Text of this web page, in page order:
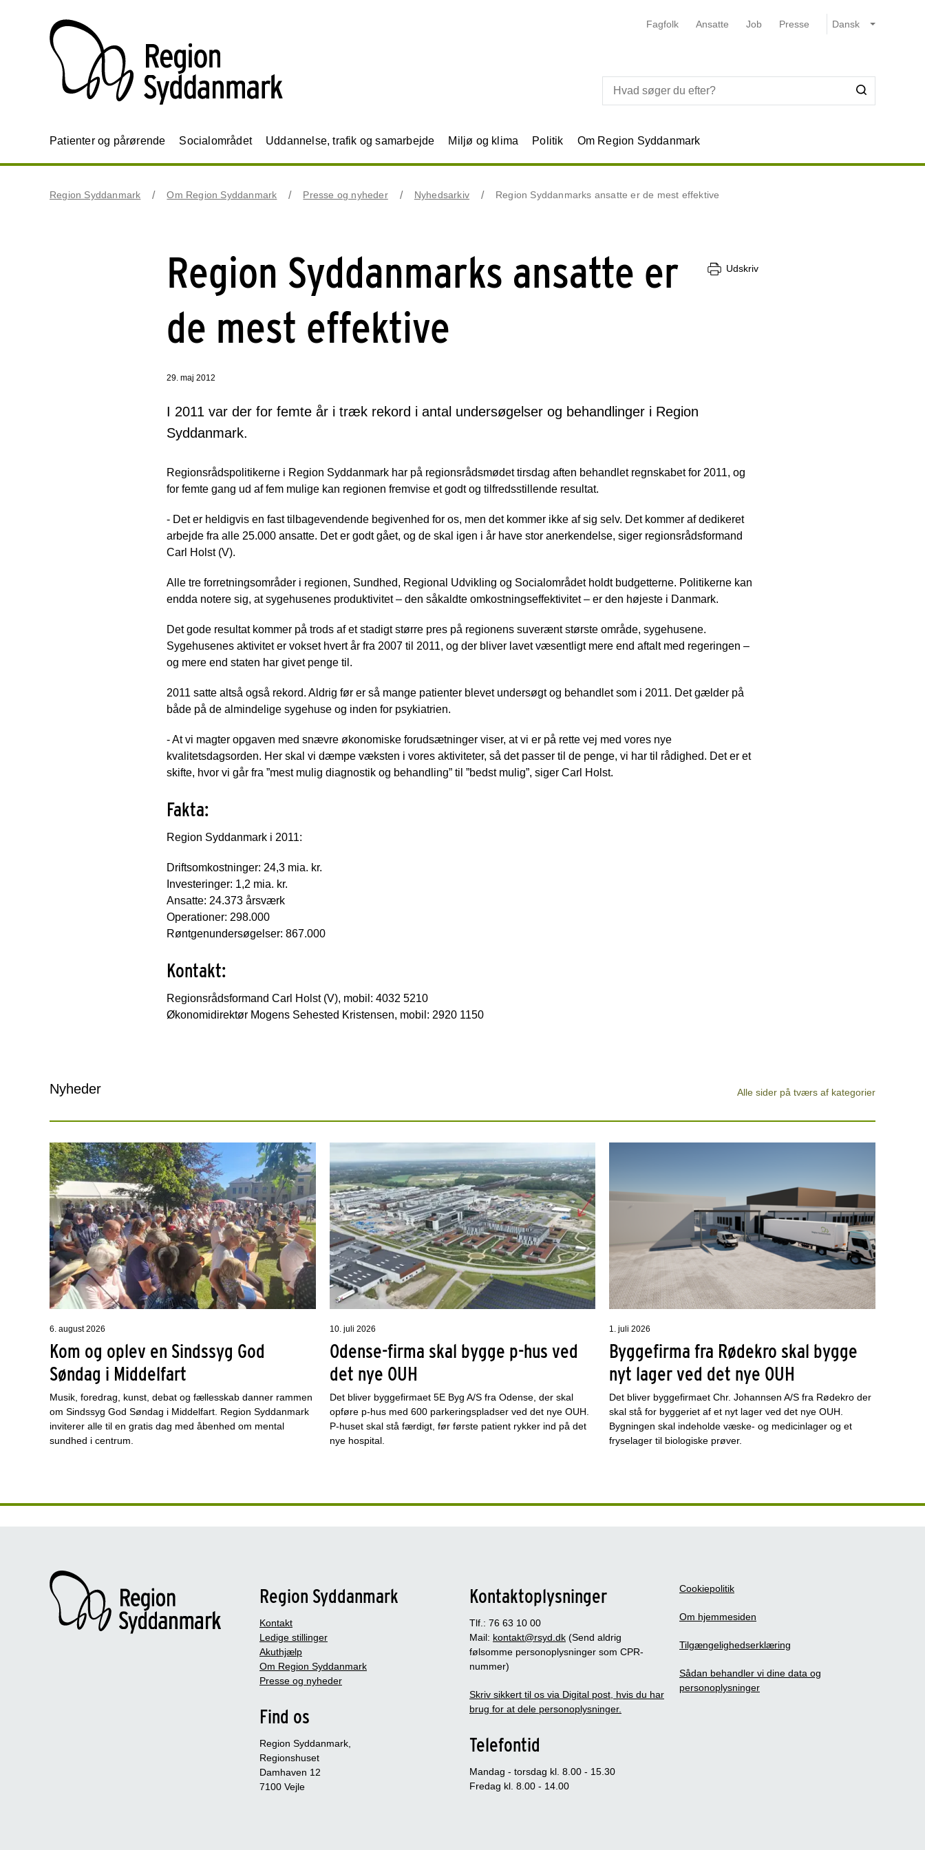
Fagfolk Ansatte Job Presse
Patienter og pårørende Socialområdet Uddannelse, trafik og samarbejde Miljø og klima Politik Om Region Syddanmark
Region Syddanmark Om Region Syddanmark Presse og nyheder Nyhedsarkiv Region Syddanmarks ansatte er de mest effektive
Region Syddanmarks ansatte er
de mest effektive
Udskriv
29. maj 2012
I 2011 var der for femte år i træk rekord i antal undersøgelser og behandlinger i Region
Syddanmark.
Regionsrådspolitikerne i Region Syddanmark har på regionsrådsmødet tirsdag aften behandlet regnskabet for 2011, og
for femte gang ud af fem mulige kan regionen fremvise et godt og tilfredsstillende resultat.
- Det er heldigvis en fast tilbagevendende begivenhed for os, men det kommer ikke af sig selv. Det kommer af dedikeret
arbejde fra alle 25.000 ansatte. Det er godt gået, og de skal igen i år have stor anerkendelse, siger regionsrådsformand
Carl Holst (V).
Alle tre forretningsområder i regionen, Sundhed, Regional Udvikling og Socialområdet holdt budgetterne. Politikerne kan
endda notere sig, at sygehusenes produktivitet – den såkaldte omkostningseffektivitet – er den højeste i Danmark.
Det gode resultat kommer på trods af et stadigt større pres på regionens suverænt største område, sygehusene.
Sygehusenes aktivitet er vokset hvert år fra 2007 til 2011, og der bliver lavet væsentligt mere end aftalt med regeringen –
og mere end staten har givet penge til.
2011 satte altså også rekord. Aldrig før er så mange patienter blevet undersøgt og behandlet som i 2011. Det gælder på
både på de almindelige sygehuse og inden for psykiatrien.
- At vi magter opgaven med snævre økonomiske forudsætninger viser, at vi er på rette vej med vores nye
kvalitetsdagsorden. Her skal vi dæmpe væksten i vores aktiviteter, så det passer til de penge, vi har til rådighed. Det er et
skifte, hvor vi går fra ”mest mulig diagnostik og behandling” til ”bedst mulig”, siger Carl Holst.
Fakta:
Region Syddanmark i 2011:
Driftsomkostninger: 24,3 mia. kr.
Investeringer: 1,2 mia. kr.
Ansatte: 24.373 årsværk
Operationer: 298.000
Røntgenundersøgelser: 867.000
Kontakt:
Regionsrådsformand Carl Holst (V), mobil: 4032 5210
Økonomidirektør Mogens Sehested Kristensen, mobil: 2920 1150
Nyheder Alle sider på tværs af kategorier
6. august 2026
Kom og oplev en Sindssyg God
Søndag i Middelfart
Musik, foredrag, kunst, debat og fællesskab danner rammen
om Sindssyg God Søndag i Middelfart. Region Syddanmark
inviterer alle til en gratis dag med åbenhed om mental
sundhed i centrum.
10. juli 2026
Odense-firma skal bygge p-hus ved
det nye OUH
Det bliver byggefirmaet 5E Byg A/S fra Odense, der skal
opføre p-hus med 600 parkeringspladser ved det nye OUH.
P-huset skal stå færdigt, før første patient rykker ind på det
nye hospital.
1. juli 2026
Byggefirma fra Rødekro skal bygge
nyt lager ved det nye OUH
Det bliver byggefirmaet Chr. Johannsen A/S fra Rødekro der
skal stå for byggeriet af et nyt lager ved det nye OUH.
Bygningen skal indeholde væske- og medicinlager og et
fryselager til biologiske prøver.
Region Syddanmark
Kontakt
Ledige stillinger
Akuthjælp
Om Region Syddanmark
Presse og nyheder
Find os
Region Syddanmark,
Regionshuset
Damhaven 12
7100 Vejle
Kontaktoplysninger
Tlf.: 76 63 10 00
Mail: kontakt@rsyd.dk (Send aldrig
følsomme personoplysninger som CPR-
nummer)
Skriv sikkert til os via Digital post, hvis du har
brug for at dele personoplysninger.
Telefontid
Mandag - torsdag kl. 8.00 - 15.30
Fredag kl. 8.00 - 14.00
Cookiepolitik
Om hjemmesiden
Tilgængelighedserklæring
Sådan behandler vi dine data og
personoplysninger